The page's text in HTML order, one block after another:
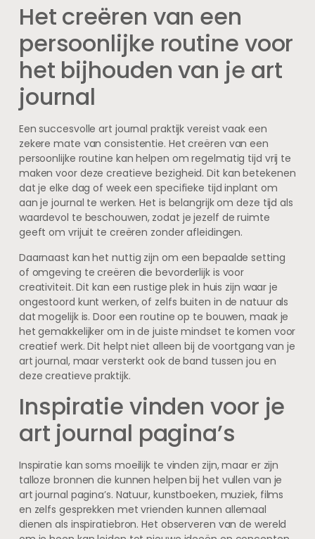
Het creëren van een
persoonlijke routine voor
het bijhouden van je art
journal
Een succesvolle art journal praktijk vereist vaak een
zekere mate van consistentie. Het creëren van een
persoonlijke routine kan helpen om regelmatig tijd vrij te
maken voor deze creatieve bezigheid. Dit kan betekenen
dat je elke dag of week een specifieke tijd inplant om
aan je journal te werken. Het is belangrijk om deze tijd als
waardevol te beschouwen, zodat je jezelf de ruimte
geeft om vrijuit te creëren zonder afleidingen.
Daarnaast kan het nuttig zijn om een bepaalde setting
of omgeving te creëren die bevorderlijk is voor
creativiteit. Dit kan een rustige plek in huis zijn waar je
ongestoord kunt werken, of zelfs buiten in de natuur als
dat mogelijk is. Door een routine op te bouwen, maak je
het gemakkelijker om in de juiste mindset te komen voor
creatief werk. Dit helpt niet alleen bij de voortgang van je
art journal, maar versterkt ook de band tussen jou en
deze creatieve praktijk.
Inspiratie vinden voor je
art journal pagina’s
Inspiratie kan soms moeilijk te vinden zijn, maar er zijn
talloze bronnen die kunnen helpen bij het vullen van je
art journal pagina’s. Natuur, kunstboeken, muziek, films
en zelfs gesprekken met vrienden kunnen allemaal
dienen als inspiratiebron. Het observeren van de wereld